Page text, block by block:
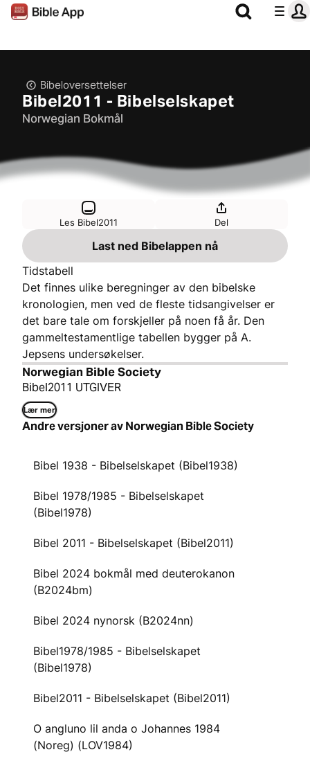
Bibeloversettelser
Bibel2011 - Bibelselskapet
Norwegian Bokmål
Les Bibel2011 Del
Last ned Bibelappen nå
Tidstabell
Det finnes ulike beregninger av den bibelske
kronologien, men ved de fleste tidsangivelser er
det bare tale om forskjeller på noen få år. Den
gammeltestamentlige tabellen bygger på A.
Jepsens undersøkelser.
Norwegian Bible Society
Bibel2011 UTGIVER
Lær mer
Andre versjoner av Norwegian Bible Society
Bibel 1938 - Bibelselskapet (Bibel1938)
Bibel 1978/1985 - Bibelselskapet
(Bibel1978)
Bibel 2011 - Bibelselskapet (Bibel2011)
Bibel 2024 bokmål med deuterokanon
(B2024bm)
Bibel 2024 nynorsk (B2024nn)
Bibel1978/1985 - Bibelselskapet
(Bibel1978)
Bibel2011 - Bibelselskapet (Bibel2011)
O angluno lil anda o Johannes 1984
(Noreg) (LOV1984)